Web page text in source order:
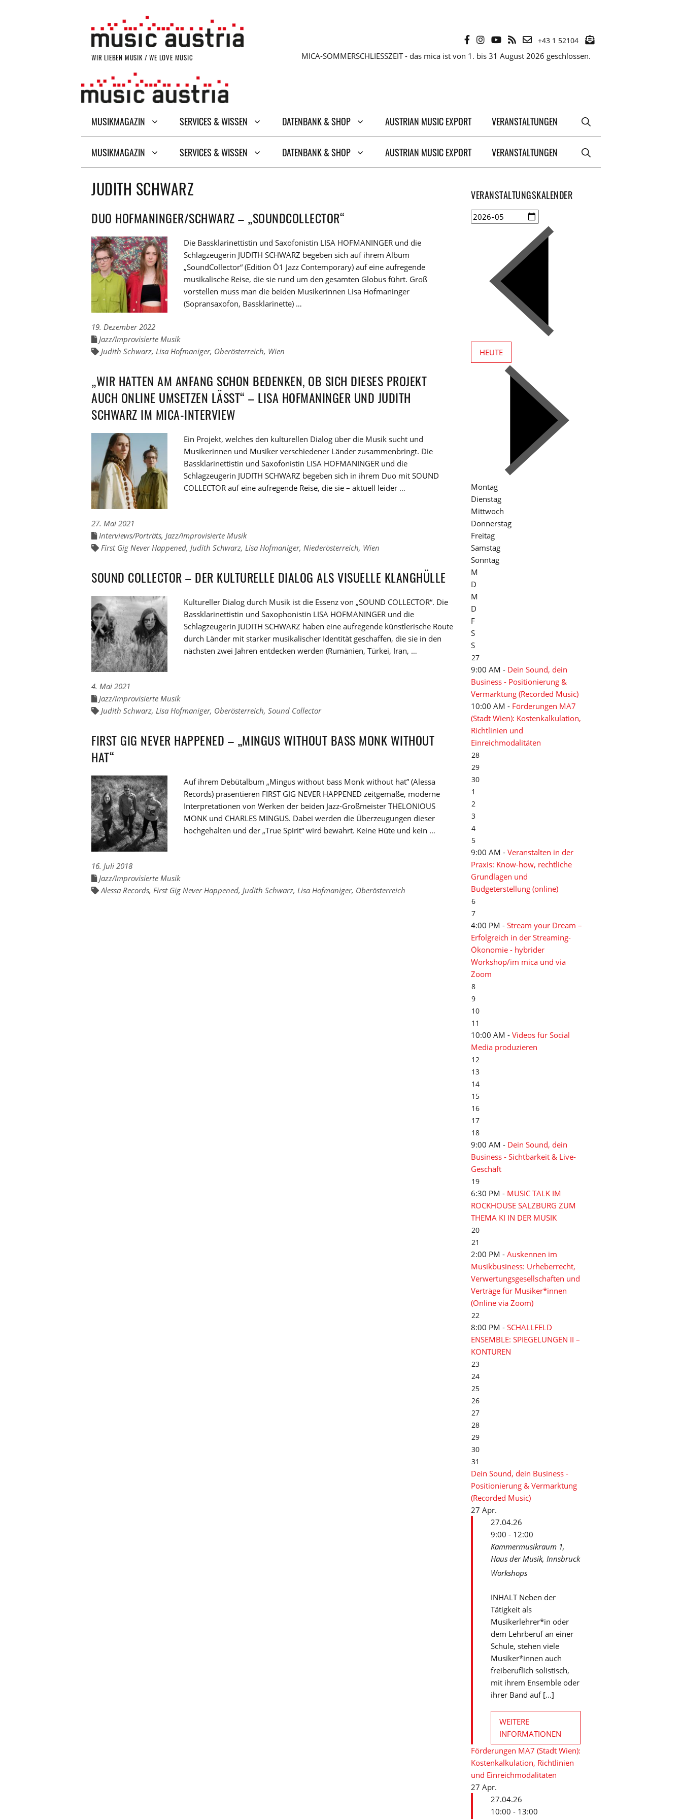
+43 1 52104
WIR LIEBEN MUSIK / WE LOVE MUSIC MICA-SOMMERSCHLIESSZEIT - das mica ist von 1. bis 31 August 2026 geschlossen.
MUSIKMAGAZIN SERVICES & WISSEN DATENBANK & SHOP AUSTRIAN MUSIC EXPORT VERANSTALTUNGEN
MUSIKMAGAZIN SERVICES & WISSEN DATENBANK & SHOP AUSTRIAN MUSIC EXPORT VERANSTALTUNGEN
JUDITH SCHWARZ
DUO HOFMANINGER/SCHWARZ – „SOUNDCOLLECTOR“
Die Bassklarinettistin und Saxofonistin LISA HOFMANINGER und die
Schlagzeugerin JUDITH SCHWARZ begeben sich auf ihrem Album
„SoundCollector“ (Edition Ö1 Jazz Contemporary) auf eine aufregende
musikalische Reise, die sie rund um den gesamten Globus führt. Groß
vorstellen muss man die beiden Musikerinnen Lisa Hofmaninger
(Sopransaxofon, Bassklarinette) …
19. Dezember 2022
Links
den
Jazz/Improvisierte Musik
Links
Judith Schwarz, Lisa Hofmaniger, Oberösterreich, Wien
„WIR HATTEN AM ANFANG SCHON BEDENKEN, OB SICH DIESES PROJEKT
AUCH ONLINE UMSETZEN LÄSST“ – LISA HOFMANINGER UND JUDITH
SCHWARZ IM MICA-INTERVIEW
Ein Projekt, welches den kulturellen Dialog über die Musik sucht und
Musikerinnen und Musiker verschiedener Länder zusammenbringt. Die
Bassklarinettistin und Saxofonistin LISA HOFMANINGER und die
Schlagzeugerin JUDITH SCHWARZ begeben sich in ihrem Duo mit SOUND
COLLECTOR auf eine aufregende Reise, die sie – aktuell leider …
27. Mai 2021
Links
den
Interviews/Porträts, Jazz/Improvisierte Musik
Links
First Gig Never Happened, Judith Schwarz, Lisa Hofmaniger, Niederösterreich, Wien
SOUND COLLECTOR – DER KULTURELLE DIALOG ALS VISUELLE KLANGHÜLLE
Kultureller Dialog durch Musik ist die Essenz von „SOUND COLLECTOR“. Die
Bassklarinettistin und Saxophonistin LISA HOFMANINGER und die
Schlagzeugerin JUDITH SCHWARZ haben eine aufregende künstlerische Route
durch Länder mit starker musikalischer Identität geschaffen, die sie in den
nächsten zwei Jahren entdecken werden (Rumänien, Türkei, Iran, …
4. Mai 2021
Links
den
Jazz/Improvisierte Musik
Links
Judith Schwarz, Lisa Hofmaniger, Oberösterreich, Sound Collector
FIRST GIG NEVER HAPPENED – „MINGUS WITHOUT BASS MONK WITHOUT
HAT“
Auf ihrem Debütalbum „Mingus without bass Monk without hat” (Alessa
Records) präsentieren FIRST GIG NEVER HAPPENED zeitgemäße, moderne
Interpretationen von Werken der beiden Jazz-Großmeister THELONIOUS
MONK und CHARLES MINGUS. Dabei werden die Überzeugungen dieser
hochgehalten und der „True Spirit“ wird bewahrt. Keine Hüte und kein …
16. Juli 2018
Links
den
Jazz/Improvisierte Musik
Links
Alessa Records, First Gig Never Happened, Judith Schwarz, Lisa Hofmaniger, Oberösterreich
VERANSTALTUNGSKALENDER
HEUTE
Montag
Dienstag
Mittwoch
Donnerstag
Freitag
Samstag
Sonntag
M
D
M
D
F
S
S
27
9:00 AM - Dein Sound, dein
Business - Positionierung &
Vermarktung (Recorded Music)
10:00 AM - Förderungen MA7
(Stadt Wien): Kostenkalkulation,
Richtlinien und
Einreichmodalitäten
28
29
30
1
2
3
4
5
9:00 AM - Veranstalten in der
Praxis: Know-how, rechtliche
Grundlagen und
Budgeterstellung (online)
6
7
4:00 PM - Stream your Dream –
Erfolgreich in der Streaming-
Ökonomie - hybrider
Workshop/im mica und via
Zoom
8
9
10
11
10:00 AM - Videos für Social
Media produzieren
12
13
14
15
16
17
18
9:00 AM - Dein Sound, dein
Business - Sichtbarkeit & Live-
Geschäft
19
6:30 PM - MUSIC TALK IM
ROCKHOUSE SALZBURG ZUM
THEMA KI IN DER MUSIK
20
21
2:00 PM - Auskennen im
Musikbusiness: Urheberrecht,
Verwertungsgesellschaften und
Verträge für Musiker*innen
(Online via Zoom)
22
8:00 PM - SCHALLFELD
ENSEMBLE: SPIEGELUNGEN II –
KONTUREN
23
24
25
26
27
28
29
30
31
Dein Sound, dein Business -
Positionierung & Vermarktung
(Recorded Music)
27 Apr.
27.04.26
9:00 - 12:00
Kammermusikraum 1,
Haus der Musik, Innsbruck
Workshops
INHALT Neben der
Tätigkeit als
Musikerlehrer*in oder
dem Lehrberuf an einer
Schule, stehen viele
Musiker*innen auch
freiberuflich solistisch,
mit ihrem Ensemble oder
ihrer Band auf [...]
WEITERE
INFORMATIONEN
Förderungen MA7 (Stadt Wien):
Kostenkalkulation, Richtlinien
und Einreichmodalitäten
27 Apr.
27.04.26
10:00 - 13:00